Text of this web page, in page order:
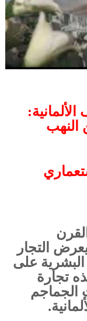
النهب
هكذا يعرض التجار
على
تجارة
الجماجم